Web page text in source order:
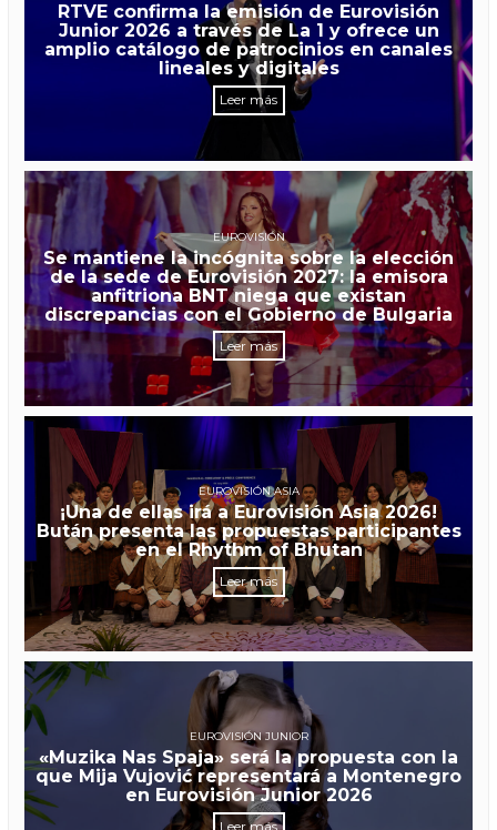
RTVE confirma la emisión de Eurovisión
Junior 2026 a través de La 1 y ofrece un
amplio catálogo de patrocinios en canales
lineales y digitales
Leer más
EUROVISIÓN
Se mantiene la incógnita sobre la elección
de la sede de Eurovisión 2027: la emisora
anfitriona BNT niega que existan
discrepancias con el Gobierno de Bulgaria
Leer más
EUROVISIÓN ASIA
¡Una de ellas irá a Eurovisión Asia 2026!
Bután presenta las propuestas participantes
en el Rhythm of Bhutan
Leer más
EUROVISIÓN JUNIOR
«Muzika Nas Spaja» será la propuesta con la
que Mija Vujović representará a Montenegro
en Eurovisión Junior 2026
Leer más